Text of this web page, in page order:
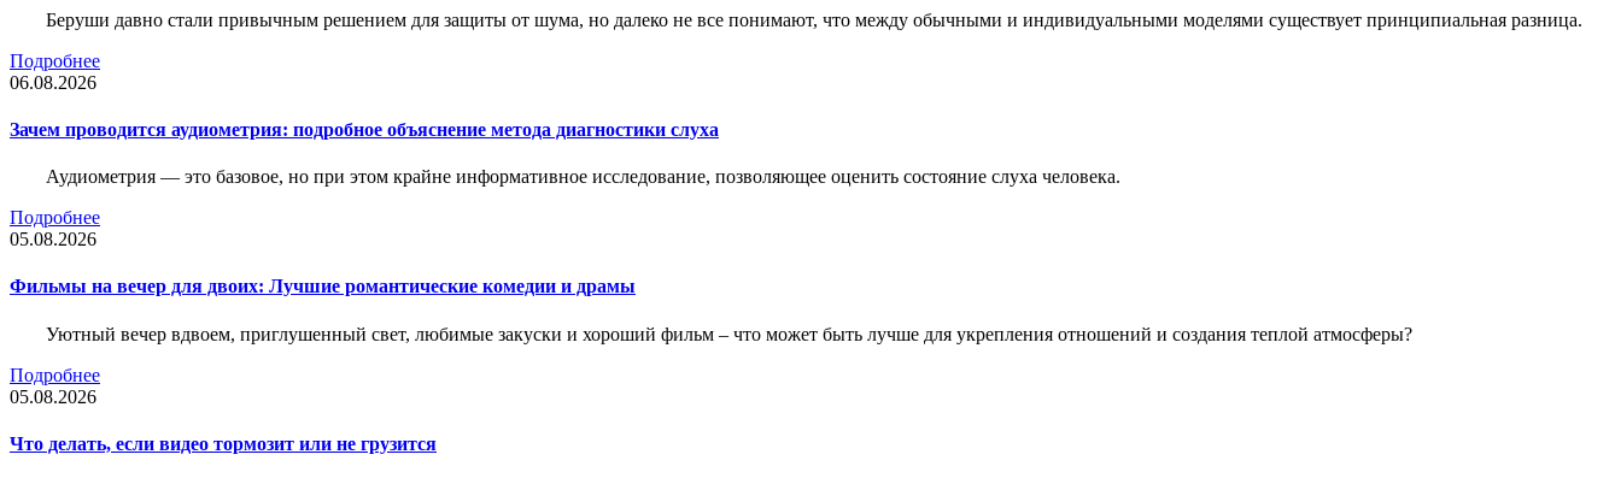
Беруши давно стали привычным решением для защиты от шума, но далеко не все понимают, что между обычными и индивидуальными моделями существует принципиальная разница.
Подробнее
06.08.2026
Зачем проводится аудиометрия: подробное объяснение метода диагностики слуха
Аудиометрия — это базовое, но при этом крайне информативное исследование, позволяющее оценить состояние слуха человека.
Подробнее
05.08.2026
Фильмы на вечер для двоих: Лучшие романтические комедии и драмы
Уютный вечер вдвоем, приглушенный свет, любимые закуски и хороший фильм – что может быть лучше для укрепления отношений и создания теплой атмосферы?
Подробнее
05.08.2026
Что делать, если видео тормозит или не грузится